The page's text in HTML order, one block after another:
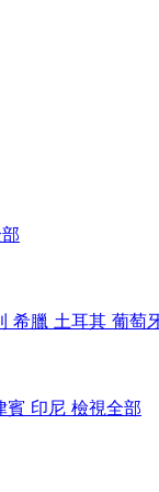
希臘 土耳其 葡萄
賓 印尼 檢視全部